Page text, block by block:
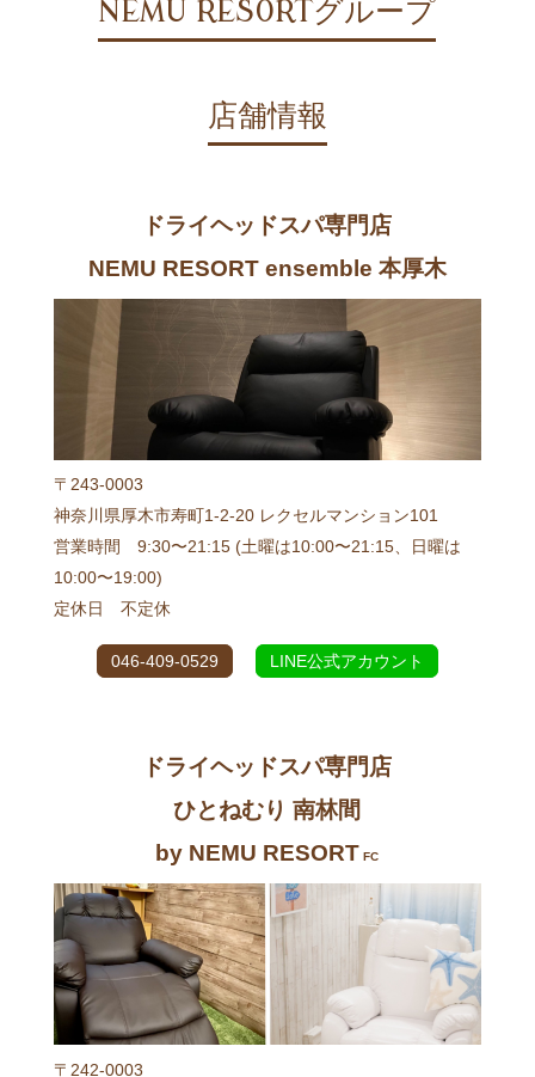
NEMU RESORTグループ
店舗情報
ドライヘッドスパ専門店
NEMU RESORT ensemble 本厚木
〒243-0003
神奈川県厚木市寿町1-2-20 レクセルマンション101
営業時間 9:30〜21:15 (土曜は10:00〜21:15、日曜は
10:00〜19:00)
定休日 不定休
046-409-0529 LINE公式アカウント
ドライヘッドスパ専門店
ひとねむり 南林間
by NEMU RESORT FC
〒242-0003